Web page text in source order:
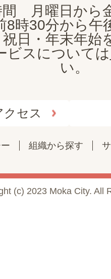
間 月曜日から
8時30分から午
祝日・年末年始
ビスについては
い。
クセス
組織から探す
(c) 2023 Moka City. All